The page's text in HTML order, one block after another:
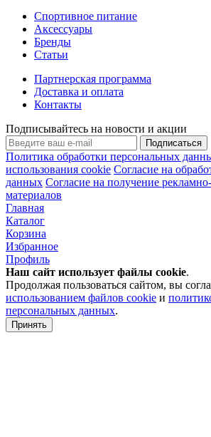
Спортивное питание
Аксессуары
Бренды
Статьи
Партнерская программа
Доставка и оплата
Контакты
Подписывайтесь на новости и акции
Подписаться
Политика обработки персональных
использования cookie Согласие на
данных Согласие на получение
материалов
Главная
Каталог
Корзина
Избранное
Профиль
Наш сайт использует файлы cookie.
Продолжая пользоваться сайтом, вы
использованием файлов cookie и
персональных данных.
Принять